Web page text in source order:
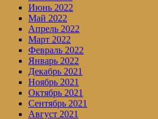
Июнь 2022
Май 2022
Апрель 2022
Март 2022
Февраль 2022
Январь 2022
Декабрь 2021
Ноябрь 2021
Октябрь 2021
Сентябрь 2021
Август 2021